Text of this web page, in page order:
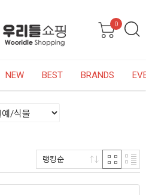
0
NEW BEST BRANDS
랭킹순